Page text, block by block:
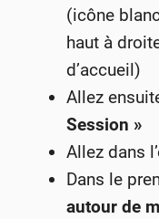
(icône
haut à
d’accueil)
Allez
Session »
Allez dans
Dans le
autour de